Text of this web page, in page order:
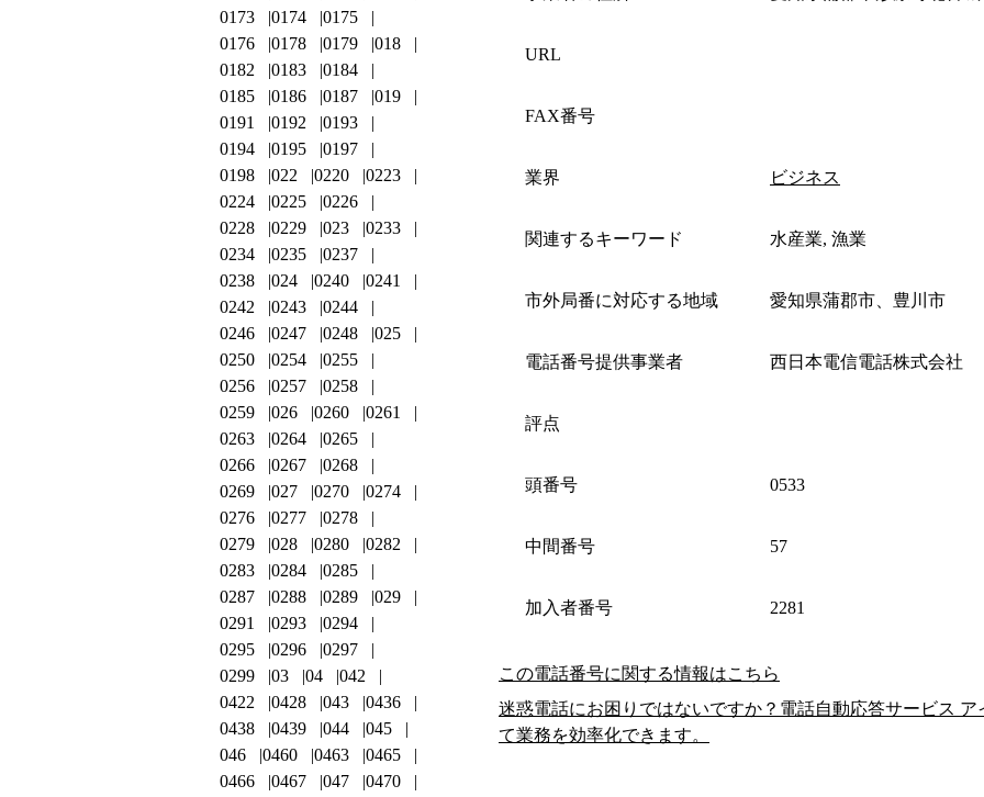
URL
FAX番号
業界 ビジネス
関連するキーワード 水産業, 漁業
市外局番に対応する地域 愛知県蒲郡市、豊川市
電話番号提供事業者 西日本電信電話株式会社
評点
頭番号 0533
中間番号 57
加入者番号 2281
この電話番号に関する情報はこちら
迷惑電話にお困りではないですか？電話自動応答サービス
て業務を効率化できます。
0173
0174
0175
0176
0178 0179
018
0182
0183
0184
0185
0186 0187
019
0191
0192
0193
0194
0195
0197
0198
022 0220
0223
0224
0225
0226
0228
0229 023
0233
0234
0235
0237
0238
024 0240
0241
0242
0243
0244
0246
0247 0248
025
0250
0254
0255
0256
0257
0258
0259
026 0260
0261
0263
0264
0265
0266
0267
0268
0269
027 0270
0274
0276
0277
0278
0279
028 0280
0282
0283
0284
0285
0287
0288 0289
029
0291
0293
0294
0295
0296
0297
0299
03 04
042
0422
0428 043
0436
0438
0439 044
045
046
0460 0463
0465
0466
0467 047
0470